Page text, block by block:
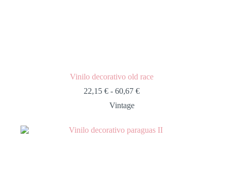
Vinilo decorativo old race
22,15 € - 60,67 €
Vintage